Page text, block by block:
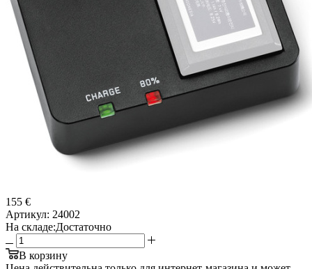
155 €
Артикул: 24002
На складе:Достаточно
В корзину